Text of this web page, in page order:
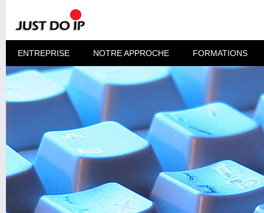
ENTREPRISE NOTRE APPROCHE FORMATIONS